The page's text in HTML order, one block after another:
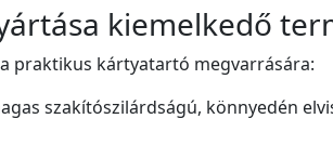
kiemelkedő
praktikus kártyatartó megvarrására:
szakítószilárdságú, könnyedén